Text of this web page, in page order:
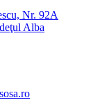
Nr. 92A
Alba